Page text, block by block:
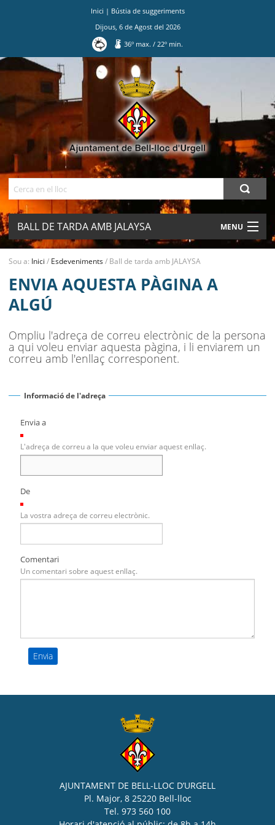
Inici | Bústia de suggeriments
Dijous, 6de Agostdel 2026
36º max./ 22º min.
BALL DE TARDA AMB JALAYSA MENU
MUNICIPI
SEU ELECTRÒNICA
BELL-LLOC SOLUCIONA
Sou a: Inici / Esdeveniments/ Ball de tarda amb JALAYSA
ENVIA AQUESTA PÀGINA A
ALGÚ
Ompliu l'adreça de correu electrònic de la persona
a qui voleu enviar aquesta pàgina, i li enviarem un
correu amb l'enllaç corresponent.
Informació de l'adreça
Envia a
L'adreça de correu a la que voleu enviar aquest enllaç.
De
La vostra adreça de correu electrònic.
Comentari
Un comentari sobre aquest enllaç.
AJUNTAMENT DE BELL-LLOC D’URGELL
Pl. Major, 8 25220 Bell-lloc
Tel. 973 560 100